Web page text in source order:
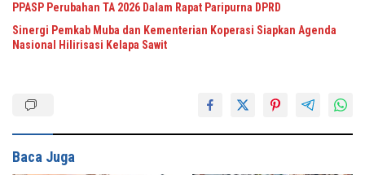
PPASP Perubahan TA 2026 Dalam Rapat Paripurna DPRD
Sinergi Pemkab Muba dan Kementerian Koperasi Siapkan Agenda
Nasional Hilirisasi Kelapa Sawit
Baca Juga